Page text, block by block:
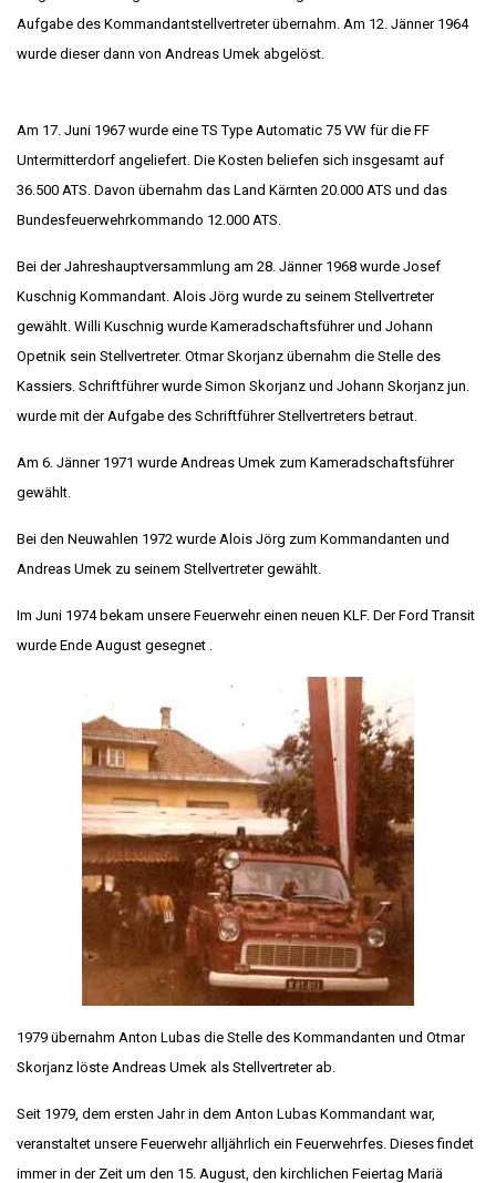
Aufgabe des Kommandantstellvertreter übernahm. Am 12. Jänner 1964
wurde dieser dann von Andreas Umek abgelöst.
Am 17. Juni 1967 wurde eine TS Type Automatic 75 VW für die FF
Untermitterdorf angeliefert. Die Kosten beliefen sich insgesamt auf
36.500 ATS. Davon übernahm das Land Kärnten 20.000 ATS und das
Bundesfeuerwehrkommando 12.000 ATS.
Bei der Jahreshauptversammlung am 28. Jänner 1968 wurde Josef
Kuschnig Kommandant. Alois Jörg wurde zu seinem Stellvertreter
gewählt. Willi Kuschnig wurde Kameradschaftsführer und Johann
Opetnik sein Stellvertreter. Otmar Skorjanz übernahm die Stelle des
Kassiers. Schriftführer wurde Simon Skorjanz und Johann Skorjanz jun.
wurde mit der Aufgabe des Schriftführer Stellvertreters betraut.
Am 6. Jänner 1971 wurde Andreas Umek zum Kameradschaftsführer
gewählt.
Bei den Neuwahlen 1972 wurde Alois Jörg zum Kommandanten und
Andreas Umek zu seinem Stellvertreter gewählt.
Im Juni 1974 bekam unsere Feuerwehr einen neuen KLF. Der Ford Transit
wurde Ende August gesegnet .
1979 übernahm Anton Lubas die Stelle des Kommandanten und Otmar
Skorjanz löste Andreas Umek als Stellvertreter ab.
Seit 1979, dem ersten Jahr in dem Anton Lubas Kommandant war,
veranstaltet unsere Feuerwehr alljährlich ein Feuerwehrfes. Dieses findet
immer in der Zeit um den 15. August, den kirchlichen Feiertag Mariä